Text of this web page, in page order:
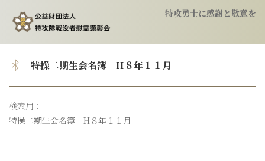
特攻勇士に感謝と敬意を
トップ
顕彰会について
特攻隊について
特操二期生会名簿 H８年１１月
検索用：
特操二期生会名簿 H８年１１月